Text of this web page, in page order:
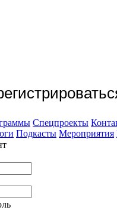
Спецпроекты
Подкасты Мероприятия